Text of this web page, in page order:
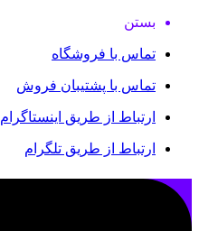
بستن
تماس با فروشگاه
تماس با پشتیبان فروش
ارتباط از طریق اینستاگرام
ارتباط از طریق تلگرام